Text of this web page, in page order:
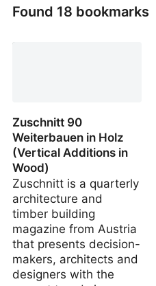
Found 18 bookmarks
Zuschnitt 90
Weiterbauen in Holz
(Vertical Additions in
Wood)
Zuschnitt is a quarterly
architecture and
timber building
magazine from Austria
that presents decision-
makers, architects and
designers with the